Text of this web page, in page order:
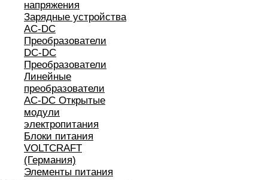
напряжения
Зарядные устройства
AC-DC
Преобразователи
DC-DC
Преобразователи
Линейные
преобразователи
AC-DC Открытые
модули
электропитания
Блоки питания
VOLTCRAFT
(Германия)
Элементы питания